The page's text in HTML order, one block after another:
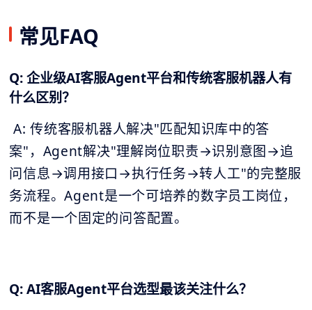
常见FAQ
Q: 企业级AI客服Agent平台和传统客服机器人有
什么区别？
A: 传统客服机器人解决"匹配知识库中的答
案"，Agent解决"理解岗位职责→识别意图→追
问信息→调用接口→执行任务→转人工"的完整服
务流程。Agent是一个可培养的数字员工岗位，
而不是一个固定的问答配置。
Q: AI客服Agent平台选型最该关注什么？